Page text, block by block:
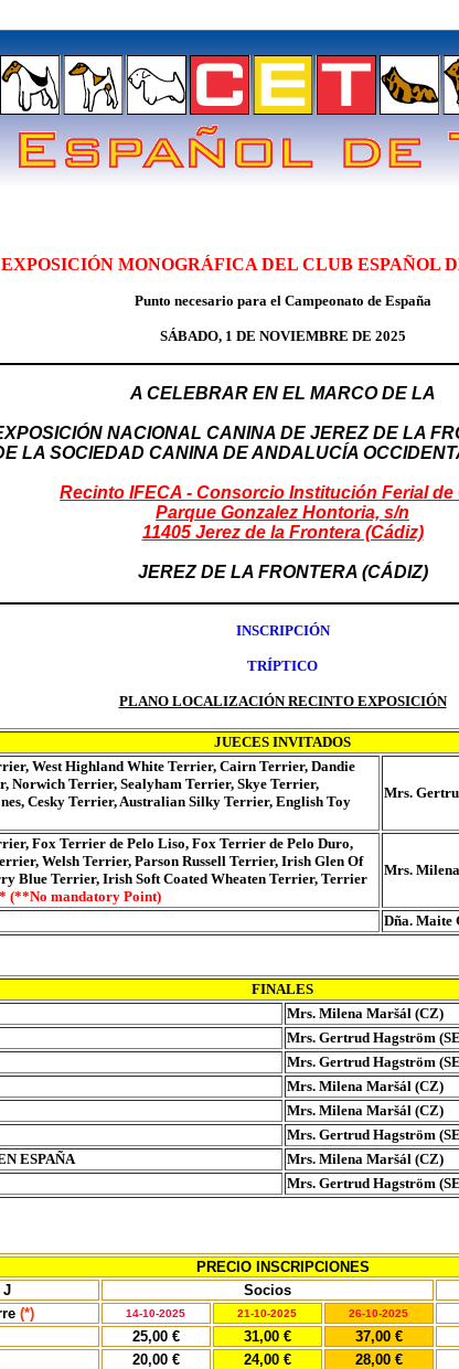
MONOGRÁFICA DEL CLUB ESPAÑOL
Punto necesario para el Campeonato de España
SÁBADO, 1 DE NOVIEMBRE DE 2025
A CELEBRAR EN EL MARCO DE LA
NACIONAL CANINA DE JEREZ DE LA
LA SOCIEDAD CANINA DE ANDALUCÍA
Recinto IFECA - Consorcio Institución Ferial de
Parque Gonzalez Hontoria, s/n
11405 Jerez de la Frontera (Cádiz)
JEREZ DE LA FRONTERA (CÁDIZ)
INSCRIPCIÓN
TRÍPTICO
PLANO LOCALIZACIÓN RECINTO EXPOSICIÓN
JUECES INVITADOS
West Highland White Terrier, Cairn Terrier, Dandie
Norwich Terrier, Sealyham Terrier, Skye Terrier,
Cesky Terrier, Australian Silky Terrier, English Toy
Mrs.
Fox Terrier de Pelo Liso, Fox Terrier de Pelo Duro,
Welsh Terrier, Parson Russell Terrier, Irish Glen Of
Blue Terrier, Irish Soft Coated Wheaten Terrier, Terrier
(**No mandatory Point)
Mrs.
Dña. Maite
FINALES
Mrs. Milena Maršál (CZ)
Mrs. Gertrud Hagström
Mrs. Gertrud Hagström
Mrs. Milena Maršál (CZ)
Mrs. Milena Maršál (CZ)
Mrs. Gertrud Hagström
ESPAÑA
Mrs. Milena Maršál (CZ)
Mrs. Gertrud Hagström
PRECIO INSCRIPCIONES
J
Socios
(*) 14-10-2025 21-10-2025 26-10-2025
25,00 € 31,00 € 37,00 €
20,00 € 24,00 € 28,00 €